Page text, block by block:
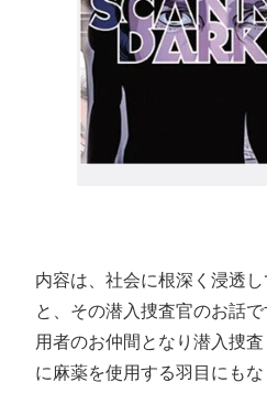
内容は、社会に根深く浸透
と、その潜入捜査官のお話
用者のお仲間となり潜入捜
に麻薬を使用する羽目にも